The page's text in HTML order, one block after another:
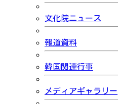
文化院ニュース
報道資料
韓国関連行事
メディアギャラリー